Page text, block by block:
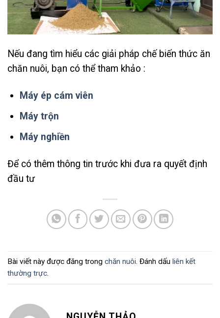
Nếu đang tìm hiểu các giải pháp chế biến thức ăn
chăn nuôi, bạn có thể tham khảo :
Máy ép cám viên
Máy trộn
Máy nghiền
Để có thêm thông tin trước khi đưa ra quyết định
đầu tư
Bài viết này được đăng trong chăn nuôi. Đánh dấu liên kết
thường trực.